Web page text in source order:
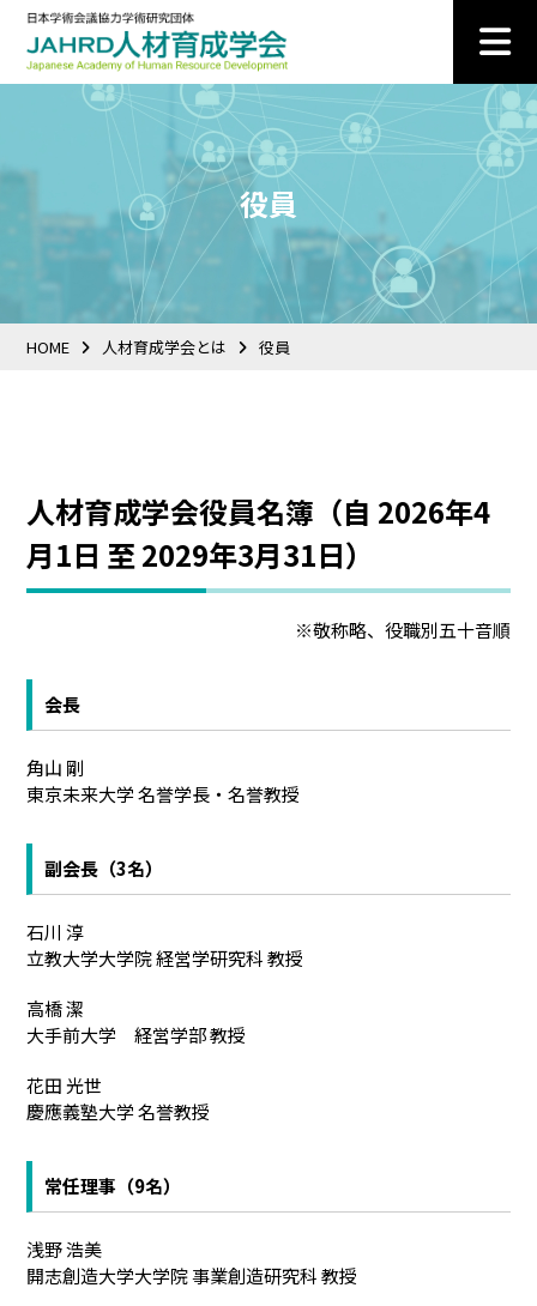
役員
HOME 人材育成学会とは 役員
人材育成学会役員名簿（自 2026年4
月1日 至 2029年3月31日）
※敬称略、役職別五十音順
会長
角山 剛
東京未来大学 名誉学長・名誉教授
副会長（3名）
石川 淳
立教大学大学院 経営学研究科 教授
高橋 潔
大手前大学 経営学部 教授
花田 光世
慶應義塾大学 名誉教授
常任理事（9名）
浅野 浩美
開志創造大学大学院 事業創造研究科 教授